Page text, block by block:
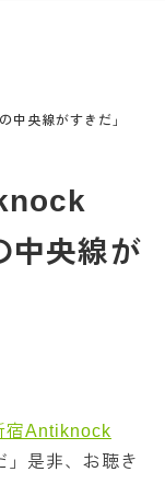
央線がすきだ」
央線が
宿Antiknock
是非、お聴き